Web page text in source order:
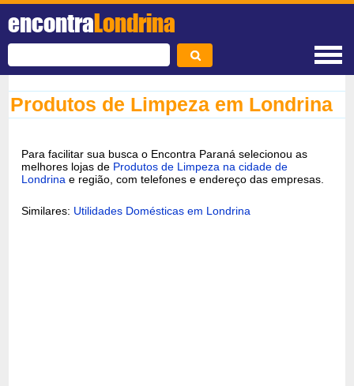
encontraLondrina
Produtos de Limpeza em Londrina
Para facilitar sua busca o Encontra Paraná selecionou as
melhores lojas de Produtos de Limpeza na cidade de
Londrina e região, com telefones e endereço das empresas.
Similares: Utilidades Domésticas em Londrina